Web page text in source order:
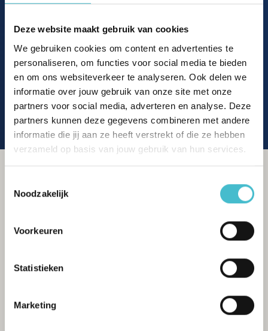
Deze website maakt gebruik van cookies
We gebruiken cookies om content en advertenties te
personaliseren, om functies voor social media te bieden
en om ons websiteverkeer te analyseren. Ook delen we
informatie over jouw gebruik van onze site met onze
partners voor social media, adverteren en analyse. Deze
partners kunnen deze gegevens combineren met andere
informatie die jij aan ze heeft verstrekt of die ze hebben
verzameld op basis van jouw gebruik van hun services.
Noodzakelijk
Voorkeuren
Statistieken
Marketing
Busstations
Café
Stadhuis
Musea
Parken
Parkeerplaats
Winkels
Tankstations
Universiteit
Winkelcentrum
Ziekenhuis